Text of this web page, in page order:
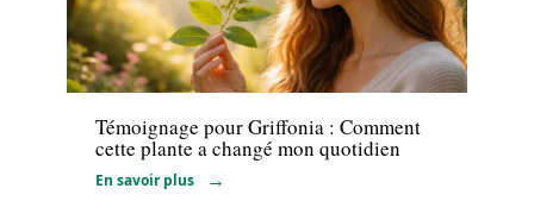
Santé
Témoignage pour Griffonia : Comment
cette plante a changé mon quotidien
En savoir plus